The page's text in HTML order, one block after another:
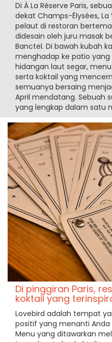
Di À La Réserve Paris,
dekat Champs-Élysées,
pelaut di restoran
didesain oleh juru masak
Banctel. Di bawah kubah
menghadap ke patio
hidangan laut segar,
serta koktail yang
semuanya bersaing
April mendatang. Sebuah
yang lengkap dalam satu
Di pinggiran Paris,
koktail yang
Lovebird adalah tempat
positif yang menanti
Menu yang ditawarkan